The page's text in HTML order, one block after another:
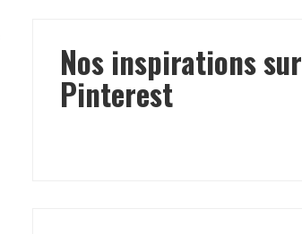
Nos inspirations sur
Pinterest